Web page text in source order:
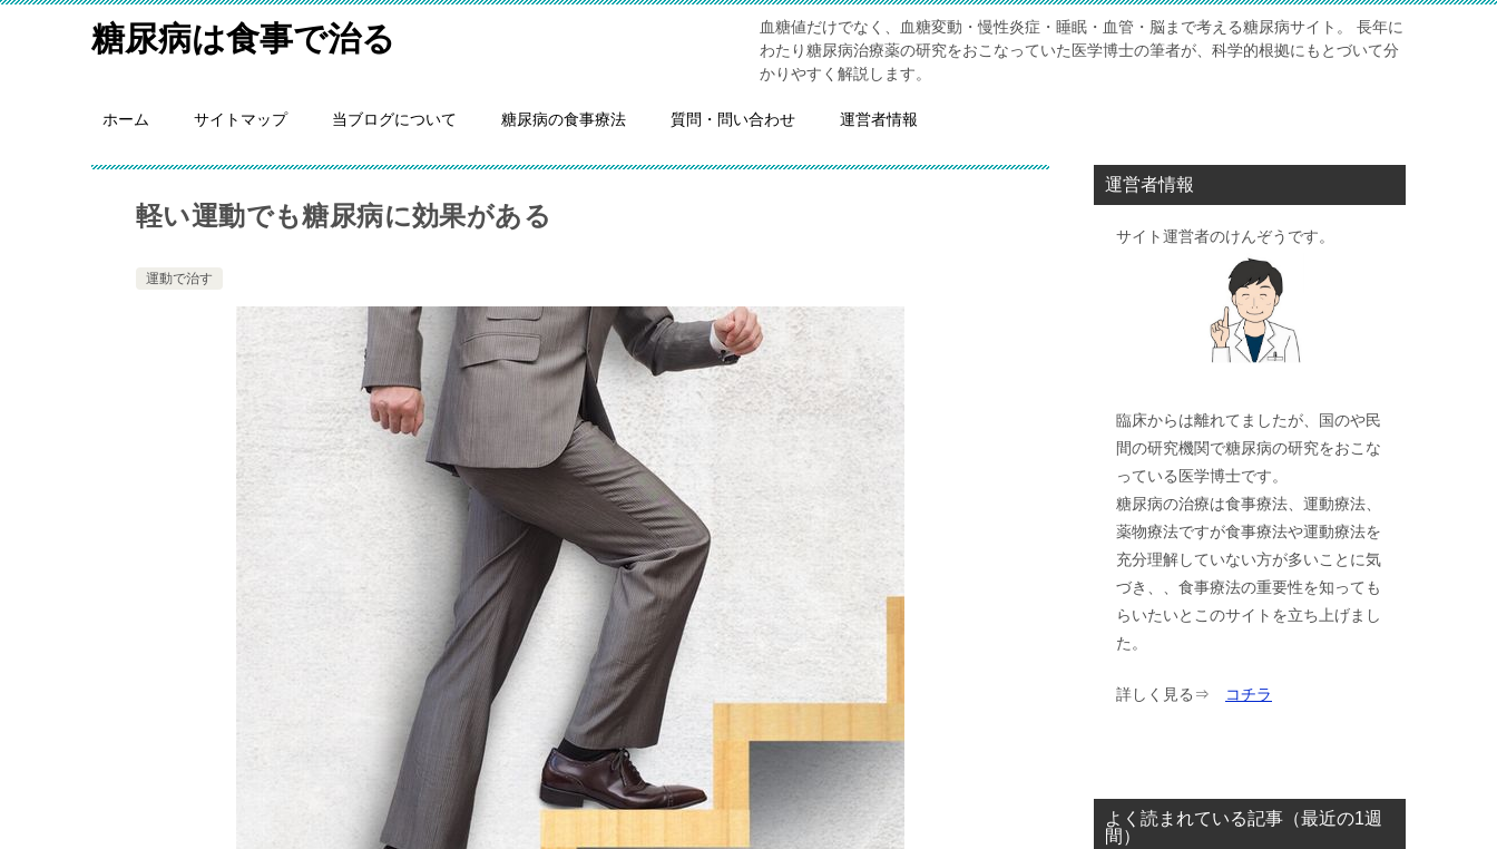
糖尿病は食事で治る
血糖値だけでなく、血糖変動・慢性炎症・睡眠・血管・脳まで考える糖尿病サイト。 長年に
わたり糖尿病治療薬の研究をおこなっていた医学博士の筆者が、科学的根拠にもとづいて分
かりやすく解説します。
ホーム サイトマップ 当ブログについて 糖尿病の食事療法 質問・問い合わせ 運営者情報
軽い運動でも糖尿病に効果がある
運動で治す
運営者情報
サイト運営者のけんぞうです。
臨床からは離れてましたが、国のや民
間の研究機関で糖尿病の研究をおこな
っている医学博士です。
糖尿病の治療は食事療法、運動療法、
薬物療法ですが食事療法や運動療法を
充分理解していない方が多いことに気
づき、、食事療法の重要性を知っても
らいたいとこのサイトを立ち上げまし
た。
詳しく見る⇒ コチラ
よく読まれている記事（最近の1週
間）